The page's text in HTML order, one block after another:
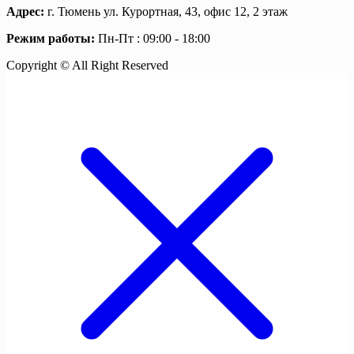
Адрес: г. Тюмень ул. Курортная, 43, офис 12, 2 этаж
Режим работы: Пн-Пт : 09:00 - 18:00
Copyright © All Right Reserved